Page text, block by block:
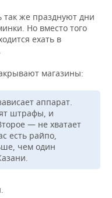
так же празднуют дни
Но вместо того
ехать в
магазины:
аппарат.
штрафы, и
— не хватает
есть райпо,
чем один